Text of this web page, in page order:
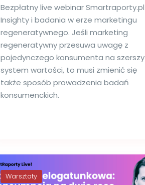
Bezpłatny live webinar
Insighty i badania w erze marketingu
regeneratywnego. Jeśli marketing
regeneratywny przesuwa uwagę z
pojedynczego konsumenta na szerszy
system wartości, to musi zmienić się
także sposób prowadzenia badań
konsumenckich.
Warsztaty